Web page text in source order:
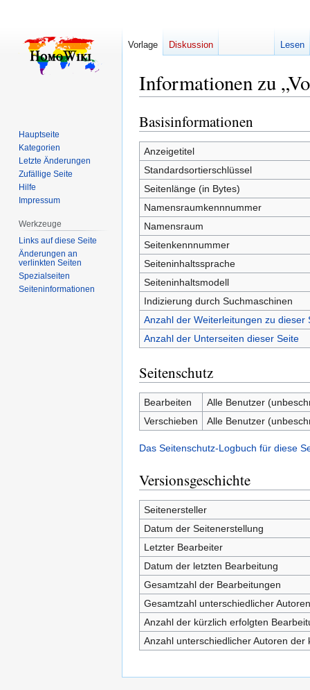
Informationen zu
Zur
Navigation
springen
Zur
Suche
springen
Basisinformationen
Anzeigetitel
Standardsortierschlüssel
Seitenlänge (in Bytes)
Namensraumkennnummer
Namensraum
Seitenkennnummer
Seiteninhaltssprache
Seiteninhaltsmodell
Indizierung durch Suchmaschinen
Anzahl der Weiterleitungen zu dieser
Anzahl der Unterseiten dieser Seite
Seitenschutz
Bearbeiten
Alle Benutzer
Verschieben
Alle Benutzer
Das Seitenschutz-Logbuch für diese
Versionsgeschichte
Seitenersteller
Datum der Seitenerstellung
Letzter Bearbeiter
Datum der letzten Bearbeitung
Gesamtzahl der Bearbeitungen
Gesamtzahl unterschiedlicher Autoren
Anzahl der kürzlich erfolgten
Anzahl unterschiedlicher Autoren
Vorlage Diskussion Lesen
Hauptseite
Kategorien
Letzte Änderungen
Zufällige Seite
Hilfe
Impressum
Werkzeuge
Links auf diese Seite
Änderungen an
verlinkten Seiten
Spezialseiten
Seiten­­informationen